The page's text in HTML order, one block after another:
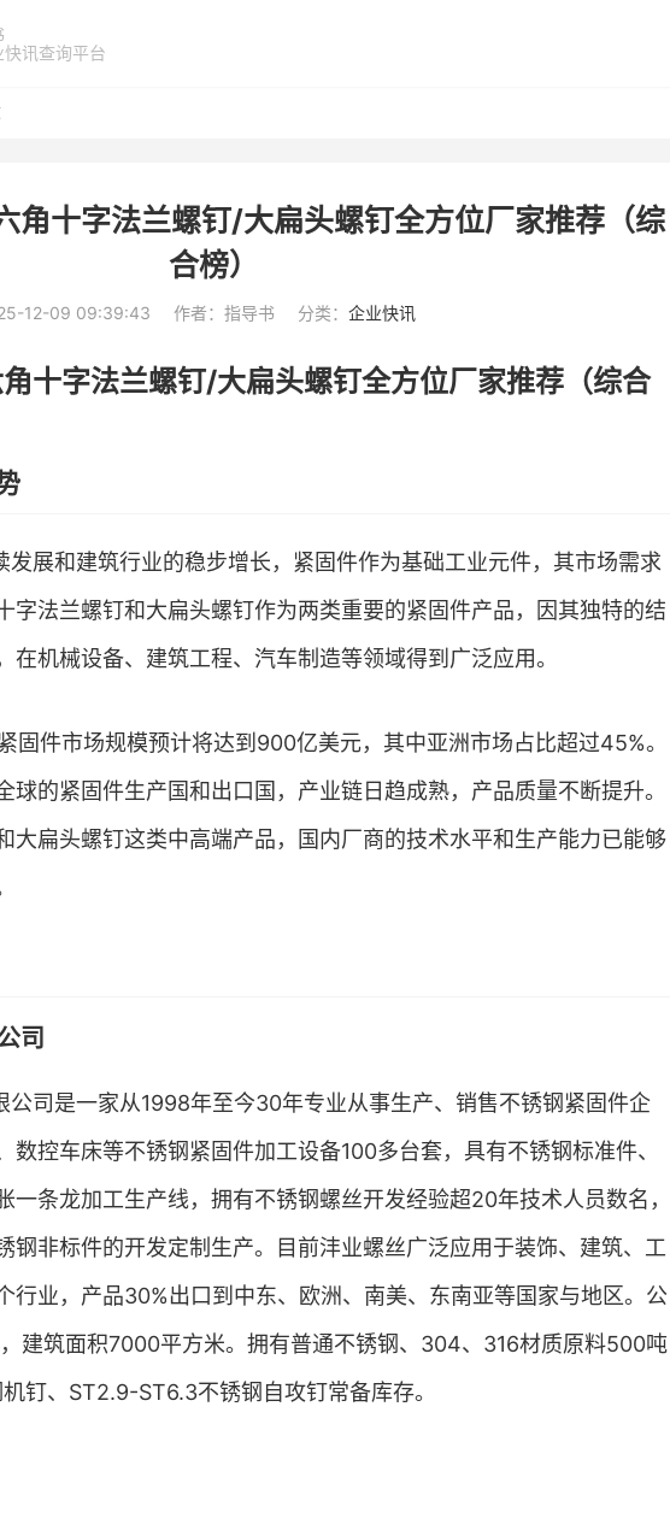
讯查询平台
角十字法兰螺钉/大扁头螺钉全方位厂家推荐（综
合榜）
12-09 09:39:43 作者：指导书 分类： 企业快讯
十字法兰螺钉/大扁头螺钉全方位厂家推荐（综合
发展和建筑行业的稳步增长，紧固件作为基础工业元件，其市场需求
字法兰螺钉和大扁头螺钉作为两类重要的紧固件产品，因其独特的结
在机械设备、建筑工程、汽车制造等领域得到广泛应用。
件市场规模预计将达到900亿美元，其中亚洲市场占比超过45%。
球的紧固件生产国和出口国，产业链日趋成熟，产品质量不断提升。
大扁头螺钉这类中高端产品，国内厂商的技术水平和生产能力已能够
司
公司是一家从1998年至今30年专业从事生产、销售不锈钢紧固件企
数控车床等不锈钢紧固件加工设备100多台套，具有不锈钢标准件、
一条龙加工生产线，拥有不锈钢螺丝开发经验超20年技术人员数名，
钢非标件的开发定制生产。目前沣业螺丝广泛应用于装饰、建筑、工
行业，产品30%出口到中东、欧洲、南美、东南亚等国家与地区。公
建筑面积7000平方米。拥有普通不锈钢、304、316材质原料500吨
钉、ST2.9-ST6.3不锈钢自攻钉常备库存。